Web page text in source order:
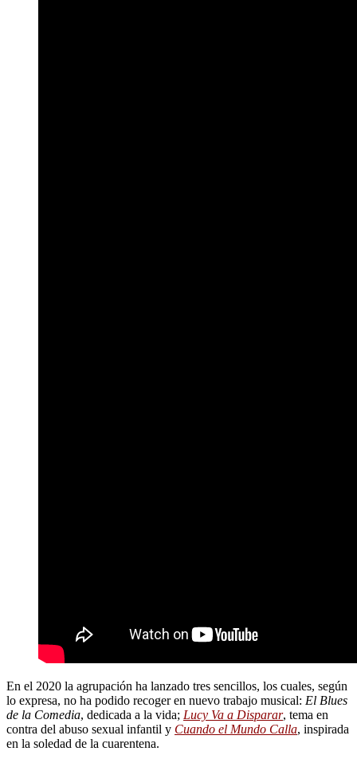
En el 2020 la agrupación ha lanzado tres sencillos, los cuales, según
lo expresa, no ha podido recoger en nuevo trabajo musical: El Blues
de la Comedia, dedicada a la vida; Lucy Va a Disparar, tema en
contra del abuso sexual infantil y Cuando el Mundo Calla, inspirada
en la soledad de la cuarentena.